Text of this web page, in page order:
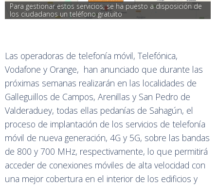
Para gestionar estos servicios, se ha puesto a disposición de
los ciudadanos un teléfono gratuito
Las operadoras de telefonía móvil, Telefónica,
Vodafone y Orange, han anunciado que durante las
próximas semanas realizarán en las localidades de
Galleguillos de Campos, Arenillas y San Pedro de
Valderaduey, todas ellas pedanías de Sahagún, el
proceso de implantación de los servicios de telefonía
móvil de nueva generación, 4G y 5G, sobre las bandas
de 800 y 700 MHz, respectivamente, lo que permitirá
acceder de conexiones móviles de alta velocidad con
una mejor cobertura en el interior de los edificios y